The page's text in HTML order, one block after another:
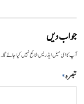
جواب دیں
آپ کا ای میل ایڈریس شائع نہیں کیا جائے گا۔
تبصرہ*